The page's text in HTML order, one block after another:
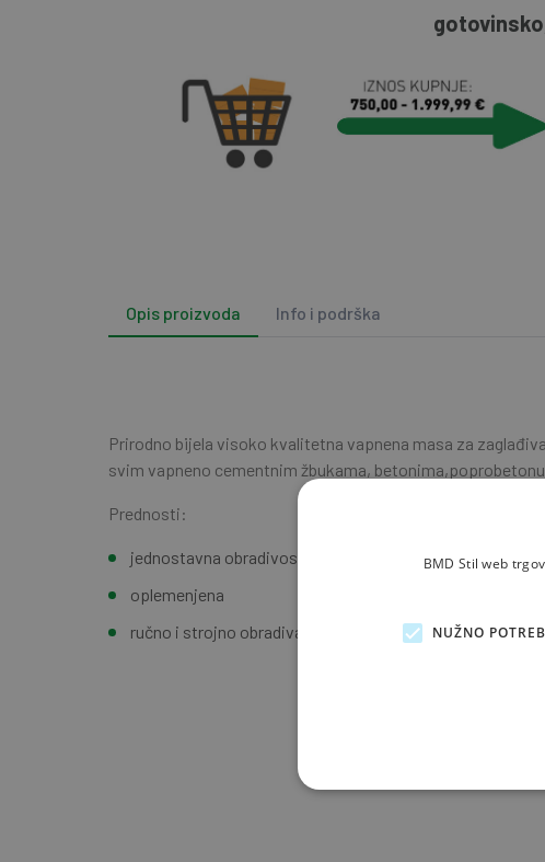
Opis proizvoda Info i podrška
Prirodno bijela visoko kvalitetna vapnena masa za
svim vapneno cementnim žbukama,
Prednosti:
jednostavna obradivost
oplemenjena
ručno i strojno obradiva
BMD Stil web
NUŽNO